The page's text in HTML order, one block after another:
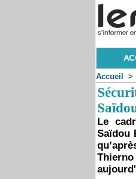
Accueil >
Le
Saïdou